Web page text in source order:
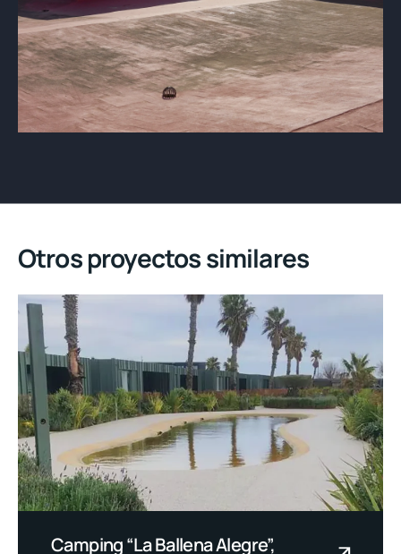
Otros proyectos similares
Camping “La Ballena Alegre”,